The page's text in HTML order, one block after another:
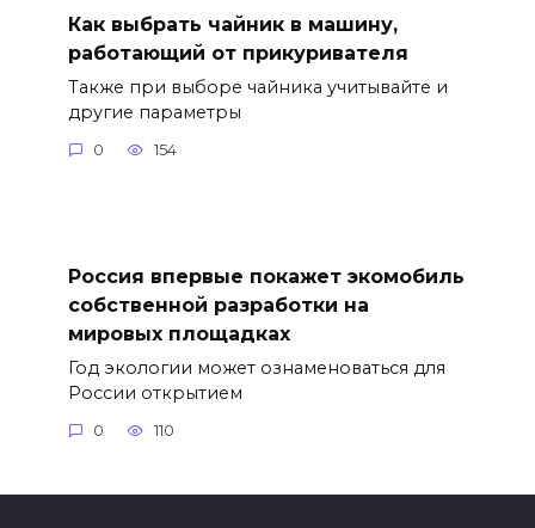
Как выбрать чайник в машину,
работающий от прикуривателя
Также при выборе чайника учитывайте и
другие параметры
0 154
Россия впервые покажет экомобиль
собственной разработки на
мировых площадках
Год экологии может ознаменоваться для
России открытием
0 110